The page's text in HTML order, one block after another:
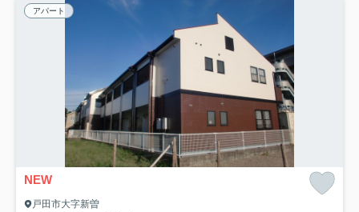
アパート
NEW
戸田市大字新曽